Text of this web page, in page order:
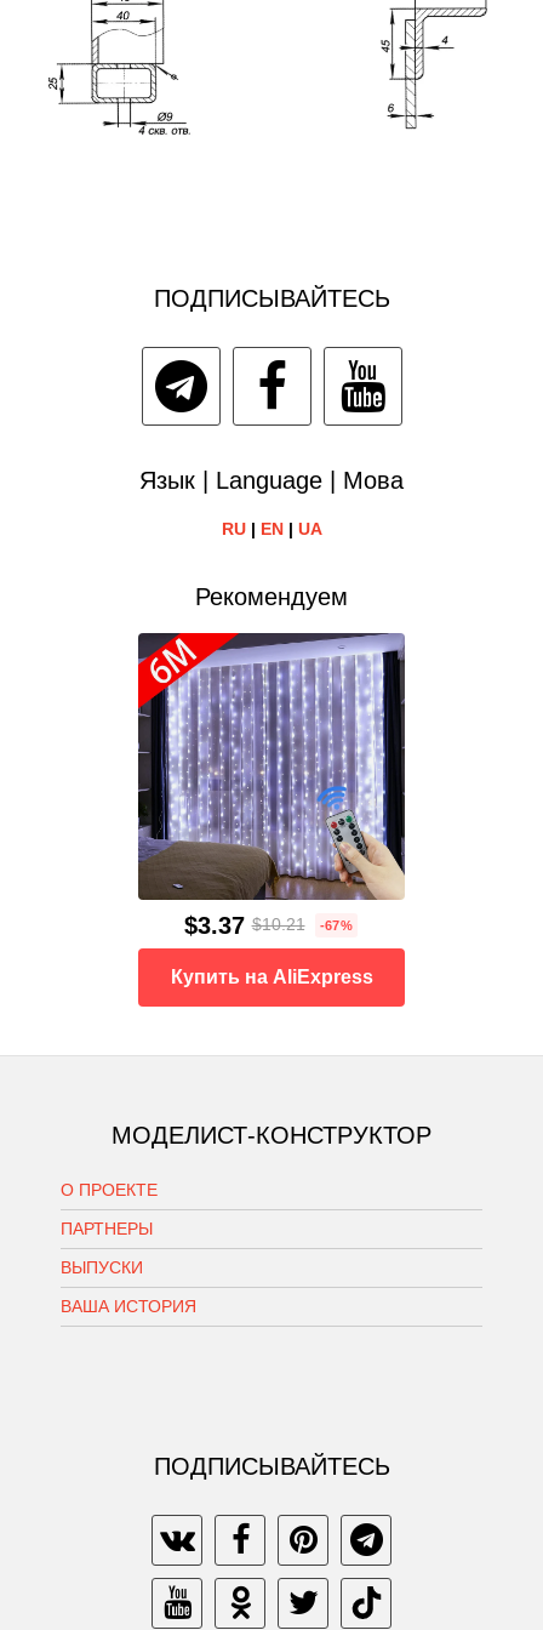
ПОДПИСЫВАЙТЕСЬ
Язык | Language | Мова
RU| EN| UA
Рекомендуем
$3.37 $10.21 -67%
Купить на AliExpress
МОДЕЛИСТ-КОНСТРУКТОР
О ПРОЕКТЕ
ПАРТНЕРЫ
ВЫПУСКИ
ВАША ИСТОРИЯ
ПОДПИСЫВАЙТЕСЬ